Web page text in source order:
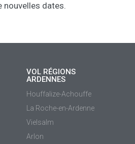
nouvelles dates.
VOL RÉGIONS
ARDENNES
Houffalize-Achouffe
La Roche-en-Ardenne
Vielsalm
Arlon